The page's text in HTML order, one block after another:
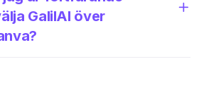
GalilAI över